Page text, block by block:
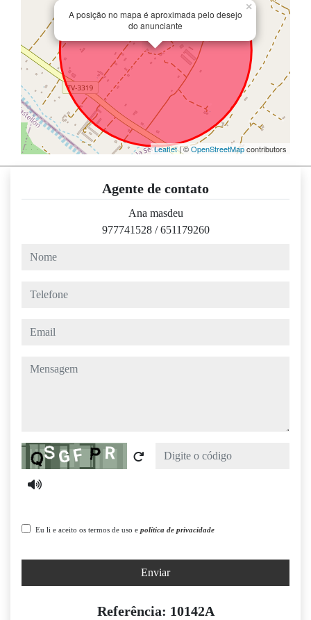
A posição no mapa é aproximada pelo desejo
do anunciante
×
Leaflet| ©OpenStreetMapcontributors
Agente de contato
Ana masdeu
977741528 /651179260
nome
telefone
email
mensagem
Captcha
Eu li e aceito os termos de uso e política de privacidade
Enviar
Referência: 10142A